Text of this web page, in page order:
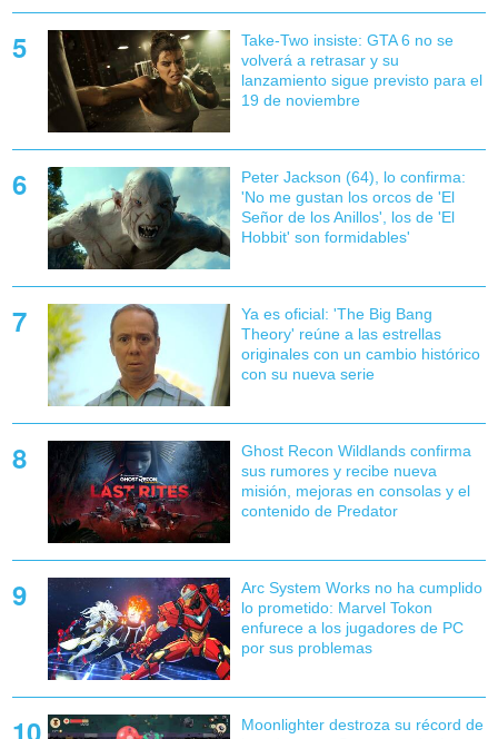
Take-Two insiste: GTA 6 no se
volverá a retrasar y su
lanzamiento sigue previsto para el
19 de noviembre
Peter Jackson (64), lo confirma:
'No me gustan los orcos de 'El
Señor de los Anillos', los de 'El
Hobbit' son formidables'
Ya es oficial: 'The Big Bang
Theory' reúne a las estrellas
originales con un cambio histórico
con su nueva serie
Ghost Recon Wildlands confirma
sus rumores y recibe nueva
misión, mejoras en consolas y el
contenido de Predator
Arc System Works no ha cumplido
lo prometido: Marvel Tokon
enfurece a los jugadores de PC
por sus problemas
Moonlighter destroza su récord de